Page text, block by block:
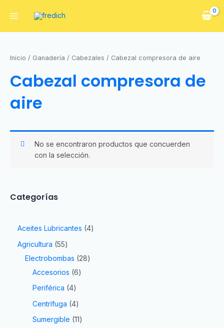
Categorías
Aceites Lubricantes 4
Agricultura 55
Electrobombas
28
Accesorios 6
Periférica 4
Centrífuga 4
Sumergible 11
Inicio / Ganadería / Cabezales / Cabezal compresora de aire
Cabezal compresora de
aire
No se encontraron productos que concuerden
con la selección.